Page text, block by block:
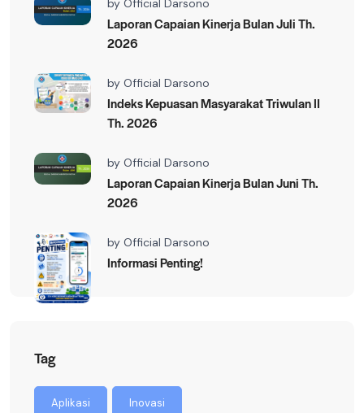
by Official Darsono
Laporan Capaian Kinerja Bulan Juli Th.
2026
by Official Darsono
Indeks Kepuasan Masyarakat Triwulan II
Th. 2026
by Official Darsono
Laporan Capaian Kinerja Bulan Juni Th.
2026
by Official Darsono
Informasi Penting!
Tag
Aplikasi Inovasi